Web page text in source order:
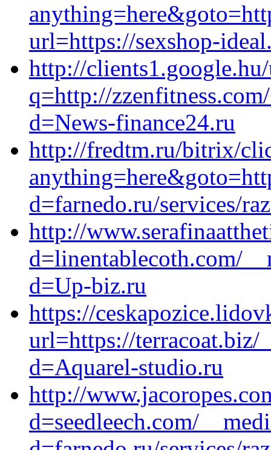
url=https://sexshop-
http://
q=http://
d=News-finance24.ru
http://fredtm.ru/bitrix/
d=farnedo.ru/services/
http://
d=linentablecoth.com/
d=Up-biz.ru
https://
url=https://terracoat.biz/
d=Aquarel-studio.ru
http://
d=seedleech.com/